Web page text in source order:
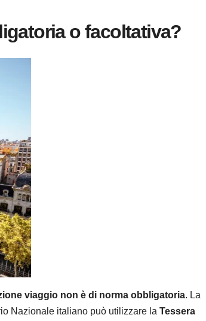
o facoltativa?
viaggio non è di norma obbligatoria. La
Nazionale italiano può utilizzare la Tessera